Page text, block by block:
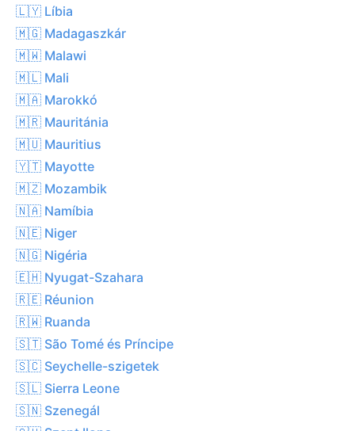
🇱🇾 Líbia
🇲🇬 Madagaszkár
🇲🇼 Malawi
🇲🇱 Mali
🇲🇦 Marokkó
🇲🇷 Mauritánia
🇲🇺 Mauritius
🇾🇹 Mayotte
🇲🇿 Mozambik
🇳🇦 Namíbia
🇳🇪 Niger
🇳🇬 Nigéria
🇪🇭 Nyugat-Szahara
🇷🇪 Réunion
🇷🇼 Ruanda
🇸🇹 São Tomé és Príncipe
🇸🇨 Seychelle-szigetek
🇸🇱 Sierra Leone
🇸🇳 Szenegál